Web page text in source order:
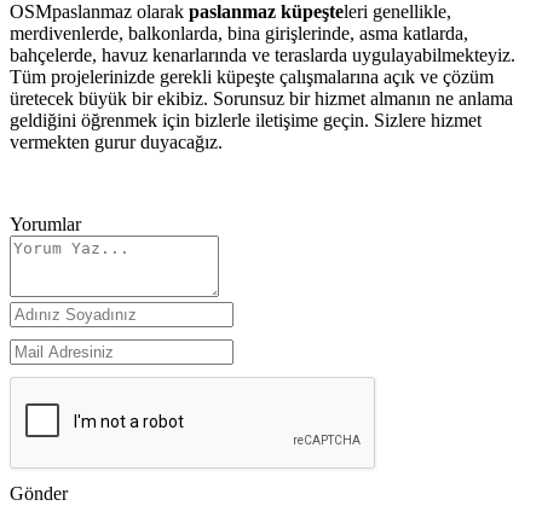
OSMpaslanmaz olarak paslanmaz küpeşteleri genellikle,
merdivenlerde, balkonlarda, bina girişlerinde, asma katlarda,
bahçelerde, havuz kenarlarında ve teraslarda uygulayabilmekteyiz.
Tüm projelerinizde gerekli küpeşte çalışmalarına açık ve çözüm
üretecek büyük bir ekibiz. Sorunsuz bir hizmet almanın ne anlama
geldiğini öğrenmek için bizlerle iletişime geçin. Sizlere hizmet
vermekten gurur duyacağız.
Yorumlar
Gönder